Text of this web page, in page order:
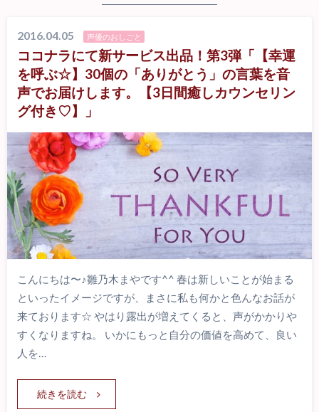
2016.04.05 声優のおしごと
ココナラにて新サービス出品！第3弾「【幸運
を呼ぶ☆】30個の「ありがとう」の言葉を音
声でお届けします。【3日間癒しカウンセリン
グ付き♡】」
こんにちは〜♪雛乃木まやです^^ 春は新しいことが始まる
といったイメージですが、まさに私も何かと色んなお話が
来ております☆ やはり露出が増えてくると、声がかかりや
すくなりますね。 いかにもっと自分の価値を高めて、良い
人を…
続きを読む